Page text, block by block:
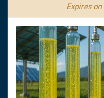
Expires on